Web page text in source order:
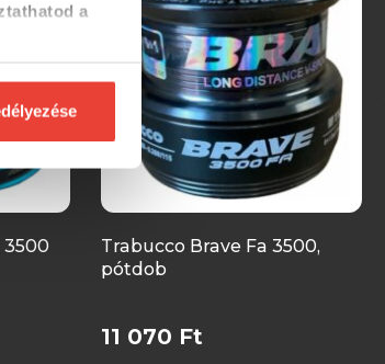
a
3500
Trabucco Brave Fa 3500,
pótdob
11 070 Ft